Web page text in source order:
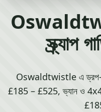
স্ক্র্যাপ
Oswaldtwistle এ ড্রপ-অফ
£185 – £525, ভ্যান ও